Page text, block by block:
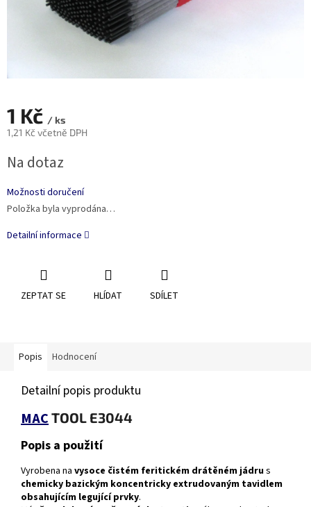
1 Kč / ks
1,21 Kč včetně DPH
cena:
Na dotaz
Možnosti doručení
Položka byla vyprodána…
Detailní informace
ZEPTAT SE HLÍDAT SDÍLET
Popis Hodnocení
Detailní popis produktu
MACTOOL E3044
Popis a použití
Vyrobena na vysoce čistém feritickém drátěném jádrus
chemicky bazickým koncentricky extrudovaným tavidlem
obsahujícím legující prvky.